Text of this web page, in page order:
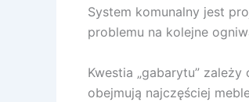
System komunalny jest
problemu na kolejne
Kwestia „gabarytu”
obejmują najczęściej